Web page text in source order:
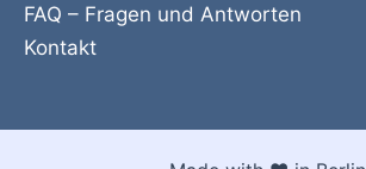
FAQ – Fragen und Antworten
Kontakt